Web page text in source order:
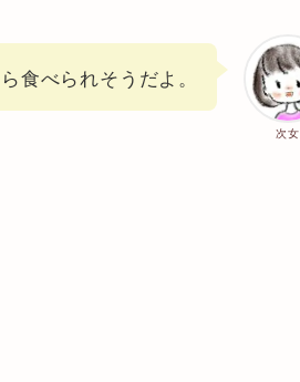
次女
食べられそうだよ。